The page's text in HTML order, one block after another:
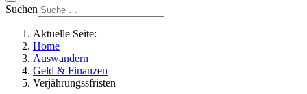
Suchen
Aktuelle Seite:
Home
Auswandern
Geld & Finanzen
Verjährungssfristen